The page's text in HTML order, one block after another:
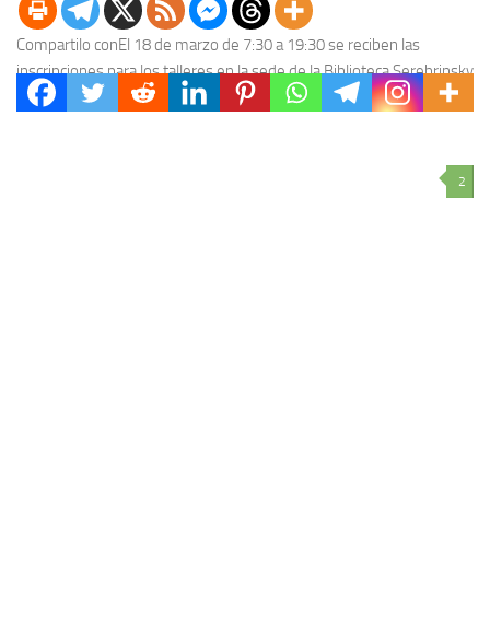
Compartilo conEl 18 de marzo de 7:30 a 19:30 se reciben las
inscripciones para los talleres en la sede de la Biblioteca Serebrinsky
de la...
2